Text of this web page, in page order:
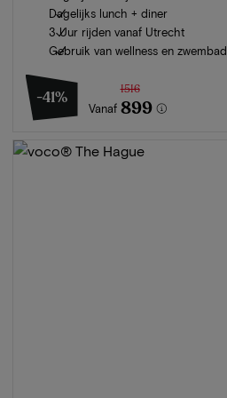
Dagelijks lunch + diner
3 Uur rijden vanaf Utrecht
Gebruik van wellness en zwembad
-41%
Vanaf
1516
899